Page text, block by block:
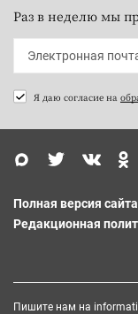
Раз в неделю мы
Я даю согласие на
Полная версия сайта
Редакционная
Пишите нам на